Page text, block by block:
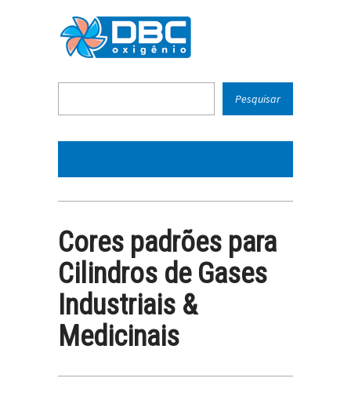
Cores padrões para
Cilindros de Gases
Industriais &
Medicinais